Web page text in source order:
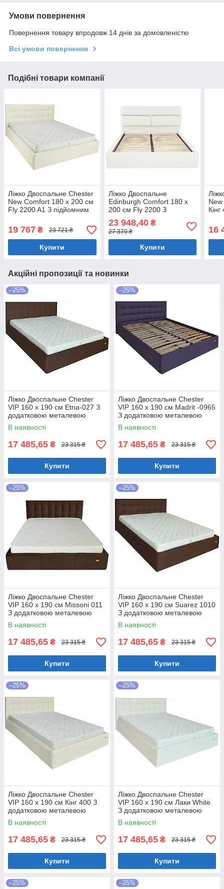
Умови повернення
Повернення товару впродовж 14 днів за домовленістю
Всі умови повернення
Подібні товари компанії
Ліжко Двоспальне Chester
New Comfort 180 х 200 см
Fly 2200 A1 З підйомним
білизни Білий
19 767 ₴ 23 721 ₴
Купити
Ліжко Двоспальне
Edinburgh Comfort 180 х
200 см Fly 2200 З
підйомним механізмом та
нішою для білизни Білий
23 948,40₴
27 370 ₴
Купити
16
Акційні пропозиції та новинки
–25%
Ліжко Двоспальне Chester
VIP 160 х 190 см Etna-027 З
додатковою металевою
цільнозварною рамою
Коричневий
В наявності
17 485,65 ₴ 23 315 ₴
Купити
–25%
Ліжко Двоспальне Chester
VIP 160 х 190 см Madrit -0965
З додатковою металевою
цільнозварною рамою
Фіолетовий
В наявності
17 485,65 ₴ 23 315 ₴
Купити
–25%
Ліжко Двоспальне Chester
VIP 160 х 190 см Missoni 011
З додатковою металевою
цільнозварною рамою
Темно-коричневий
В наявності
17 485,65 ₴ 23 315 ₴
Купити
–25%
Ліжко Двоспальне Chester
VIP 160 х 190 см Suarez 1010
З додатковою металевою
цільнозварною рамою
Коричневий
В наявності
17 485,65 ₴ 23 315 ₴
Купити
–25%
Ліжко Двоспальне Chester
VIP 160 х 190 см Кінг 400 З
додатковою металевою
цільнозварною рамою C1
Білий
В наявності
17 485,65 ₴ 23 315 ₴
Купити
–25%
Ліжко Двоспальне Chester
VIP 160 х 190 см Лаки White
З додатковою металевою
цільнозварною рамою Білий
В наявності
17 485,65 ₴ 23 315 ₴
Купити
–25% –25%